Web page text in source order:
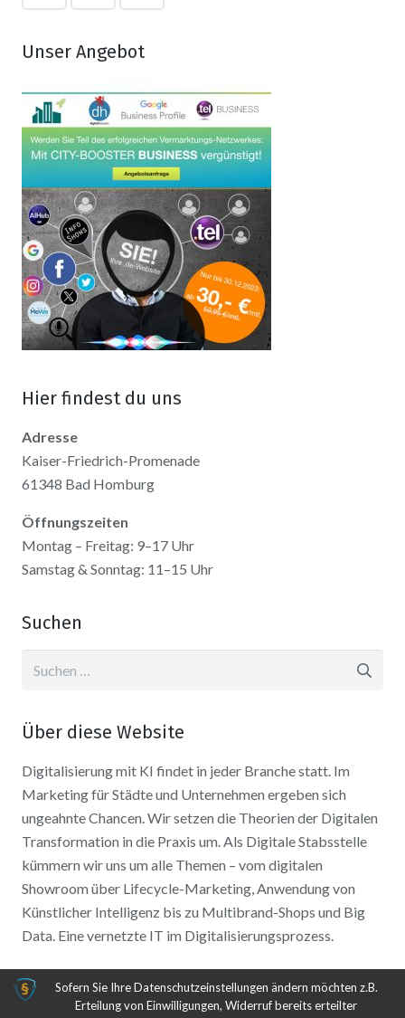
Unser Angebot
Hier findest du uns
Adresse
Kaiser-Friedrich-Promenade
61348 Bad Homburg
Öffnungszeiten
Montag – Freitag: 9–17 Uhr
Samstag & Sonntag: 11–15 Uhr
Suchen
Über diese Website
Digitalisierung mit KI findet in jeder Branche statt. Im
Marketing für Städte und Unternehmen ergeben sich
ungeahnte Chancen. Wir setzen die Theorien der Digitalen
Transformation in die Praxis um. Als Digitale Stabsstelle
kümmern wir uns um alle Themen – vom digitalen
Showroom über Lifecycle-Marketing, Anwendung von
Künstlicher Intelligenz bis zu Multibrand-Shops und Big
Data. Eine vernetzte IT im Digitalisierungsprozess.
Sofern Sie Ihre Datenschutzeinstellungen ändern möchten z.B.
Erteilung von Einwilligungen, Widerruf bereits erteilter